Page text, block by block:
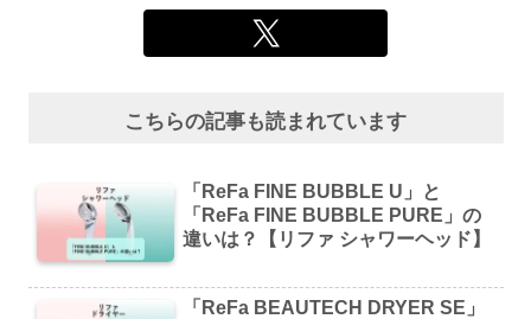
こちらの記事も読まれています
「ReFa FINE BUBBLE U」と
「ReFa FINE BUBBLE PURE」の
違いは？【リファ シャワーヘッド】
「ReFa BEAUTECH DRYER SE」